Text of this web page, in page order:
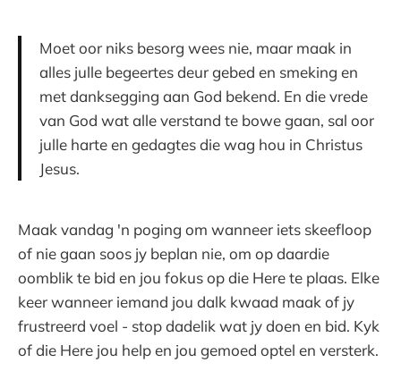
Moet oor niks besorg wees nie, maar maak in
alles julle begeertes deur gebed en smeking en
met danksegging aan God bekend. En die vrede
van God wat alle verstand te bowe gaan, sal oor
julle harte en gedagtes die wag hou in Christus
Jesus.
Maak vandag 'n poging om wanneer iets skeefloop
of nie gaan soos jy beplan nie, om op daardie
oomblik te bid en jou fokus op die Here te plaas. Elke
keer wanneer iemand jou dalk kwaad maak of jy
frustreerd voel - stop dadelik wat jy doen en bid. Kyk
of die Here jou help en jou gemoed optel en versterk.